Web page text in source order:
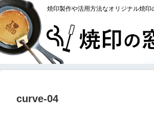
焼印製作や活用方法なオリジナル焼印
curve-04